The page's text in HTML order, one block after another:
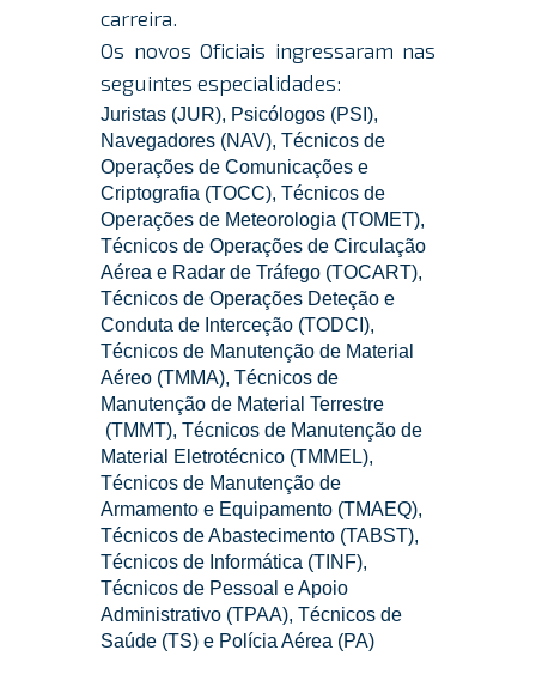
carreira.
Os novos Oficiais ingressaram nas
seguintes especialidades:
Juristas (JUR), Psicólogos (PSI),
Navegadores (NAV), Técnicos de
Operações de Comunicações e
Criptografia (TOCC), Técnicos de
Operações de Meteorologia (TOMET),
Técnicos de Operações de Circulação
Aérea e Radar de Tráfego (TOCART),
Técnicos de Operações Deteção e
Conduta de Interceção (TODCI),
Técnicos de Manutenção de Material
Aéreo (TMMA), Técnicos de
Manutenção de Material Terrestre
(TMMT), Técnicos de Manutenção de
Material Eletrotécnico (TMMEL),
Técnicos de Manutenção de
Armamento e Equipamento (TMAEQ),
Técnicos de Abastecimento (TABST),
Técnicos de Informática (TINF),
Técnicos de Pessoal e Apoio
Administrativo (TPAA), Técnicos de
Saúde (TS) e Polícia Aérea (PA)